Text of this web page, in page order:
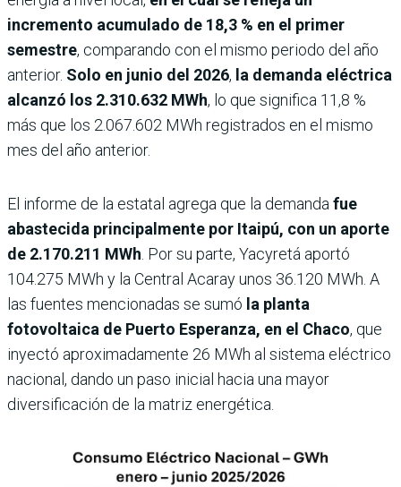
incremento acumulado de 18,3 % en el primer
semestre, comparando con el mismo periodo del año
anterior. Solo en junio del 2026, la demanda eléctrica
alcanzó los 2.310.632 MWh, lo que significa 11,8 %
más que los 2.067.602 MWh registrados en el mismo
mes del año anterior.
El informe de la estatal agrega que la demandafue
abastecida principalmente por Itaipú, con un aporte
de 2.170.211 MWh. Por su parte, Yacyretá aportó
104.275 MWh y la Central Acaray unos 36.120 MWh. A
las fuentes mencionadas se sumó la planta
fotovoltaica de Puerto Esperanza, en el Chaco, que
inyectó aproximadamente 26 MWh al sistema eléctrico
nacional, dando un paso inicial hacia una mayor
diversificación de la matriz energética.